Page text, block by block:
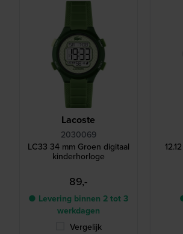
Lacoste
2030069
LC33 34 mm Groen digitaal
kinderhorloge
89,-
● Levering binnen 2 tot 3
werkdagen
Vergelijk